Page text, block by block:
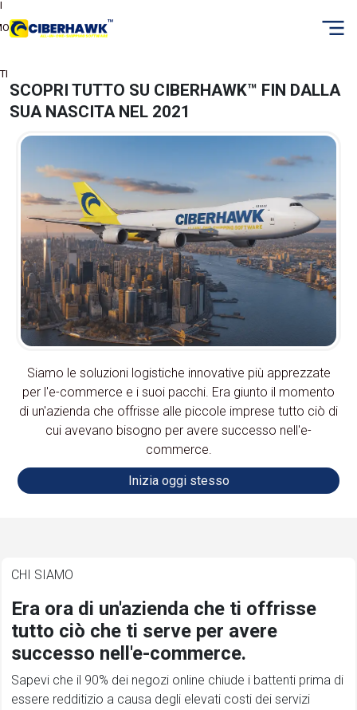
SCOPRI TUTTO SU CIBERHAWK™ FIN DALLA
SUA NASCITA NEL 2021
Siamo le soluzioni logistiche innovative più apprezzate
per l'e-commerce e i suoi pacchi. Era giunto il momento
di un'azienda che offrisse alle piccole imprese tutto ciò di
cui avevano bisogno per avere successo nell'e-
commerce.
Inizia oggi stesso
CHI SIAMO
Era ora di un'azienda che ti offrisse
tutto ciò che ti serve per avere
successo nell'e-commerce.
Sapevi che il 90% dei negozi online chiude i battenti prima di
essere redditizio a causa degli elevati costi dei servizi